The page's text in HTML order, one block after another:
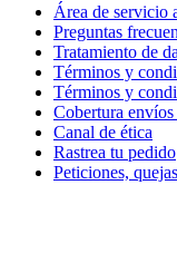
Área de servicio
Preguntas
Tratamiento de
Términos y
Términos y
Cobertura envíos
Canal de ética
Rastrea tu pedido
Peticiones,